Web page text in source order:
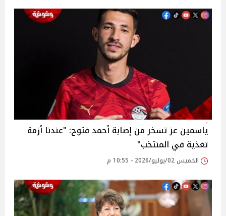
ياسمين عز تسخر من إصابة أحمد فتوح: "عندنا أزمة
تغذية في المنتخب"
الخميس 02/يوليو/2026 - 10:55 م